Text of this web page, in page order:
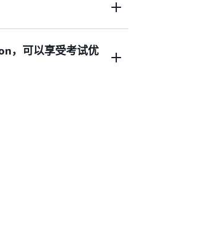
– Specialty 认证，以验
，可以享受考试优